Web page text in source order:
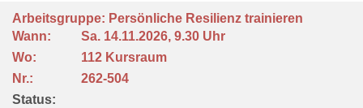
Arbeitsgruppe: Persönliche Resilienz trainieren
Wann:
Sa. 14.11.2026, 9.30 Uhr
Wo:
112 Kursraum
Nr.:
262-504
Status: